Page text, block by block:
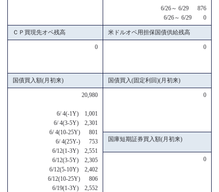
6/26～ 6/29 876
6/26～ 6/29 0
ＣＰ買現先オペ残高 米ドルオペ用担保国債供給残高
0 0
国債買入額(月初来) 国債買入(固定利回)(月初来)
20,980
6/ 4(-1Y) 1,001
6/ 4(3-5Y) 2,301
6/ 4(10-25Y) 801
6/ 4(25Y-) 753
6/12(1-3Y) 2,551
6/12(3-5Y) 2,305
6/12(5-10Y) 2,402
6/12(10-25Y) 806
6/19(1-3Y) 2,552
0
国庫短期証券買入額(月初来)
0